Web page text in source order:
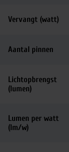
Vervangt (watt)
Aantal pinnen
Lichtopbrengst
(lumen)
Lumen per watt
(lm/w)